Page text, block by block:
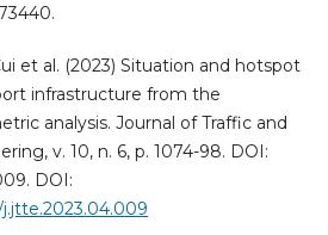
et al. (2023) Situation and hotspot
infrastructure from the
analysis. Journal of Traffic and
v. 10, n. 6, p. 1074-98. DOI:
DOI: